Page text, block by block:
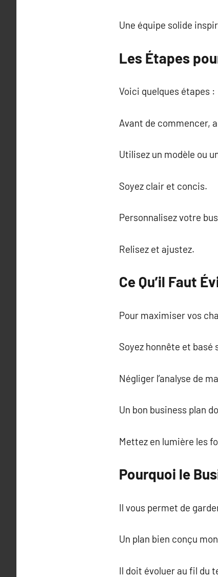
Une équipe solide
Les Étapes
Voici quelques étapes :
Avant de commencer,
Utilisez un modèle ou
Soyez clair et concis.
Personnalisez votre
Relisez et ajustez.
Ce Qu’il Faut
Pour maximiser vos
Soyez honnête et basé
Négliger l’analyse de
Un bon business plan
Mettez en lumière les
Pourquoi le
Il vous permet de
Un plan bien conçu
Il doit évoluer au fil du